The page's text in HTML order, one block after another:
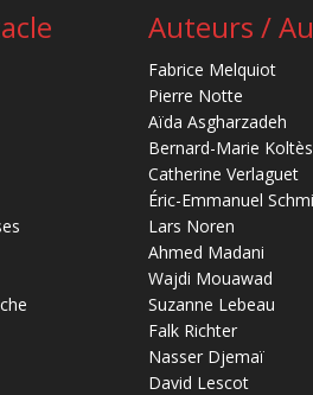
Auteurs /
Fabrice Melquiot
Pierre Notte
Aïda Asgharzadeh
Bernard-Marie Koltès
Catherine Verlaguet
Éric-Emmanuel
Lars Noren
Ahmed Madani
Wajdi Mouawad
Suzanne Lebeau
Falk Richter
Nasser Djemaï
David Lescot